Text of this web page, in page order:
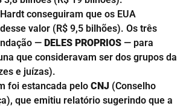
conseguiram que os EUA
valor (R$ 9,5 bilhões). Os três
— DELES PROPRIOS — para
que consideravam ser dos grupos da
e juízas).
foi estancada pelo CNJ (Conselho
que emitiu relatório sugerindo que a